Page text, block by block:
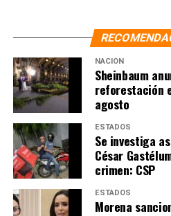
NOTAS RELACIONADAS: AMIGOS
CUAUHTÉMOC CÁRDENAS
JORGE G. CASTAÑEDA
JOSÉ
MONTAÑAS DE DINERO
PRINCIPAL
VICENTE FOX
SIGUIENTE
Sheinbaum celebra que Mullin
seguridad y que soberanía
NO TE PIERDAS
Le agradezco enormemente el
AMLO por carta
NACIÓN
Sheinbaum
reforestación
agosto
ESTADOS
Se investiga
César
crimen: CSP
ESTADOS
Morena